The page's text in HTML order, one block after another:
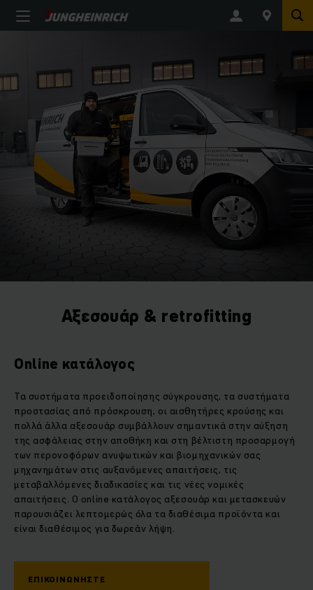
Αξεσουάρ & retrofitting
Online κατάλογος
Τα συστήματα προειδοποίησης σύγκρουσης, τα συστήματα
προστασίας από πρόσκρουση, οι αισθητήρες κρούσης και
πολλά άλλα αξεσουάρ συμβάλλουν σημαντικά στην αύξηση
της ασφάλειας στην αποθήκη και στη βέλτιστη προσαρμογή
των περονοφόρων ανυψωτικών και βιομηχανικών σας
μηχανημάτων στις αυξανόμενες απαιτήσεις, τις
μεταβαλλόμενες διαδικασίες και τις νέες νομικές
απαιτήσεις. Ο online κατάλογος αξεσουάρ και μετασκευών
παρουσιάζει λεπτομερώς όλα τα διαθέσιμα προϊόντα και
είναι διαθέσιμος για δωρεάν λήψη.
ΕΠΙΚΟΙΝΩΝΗΣΤΕ